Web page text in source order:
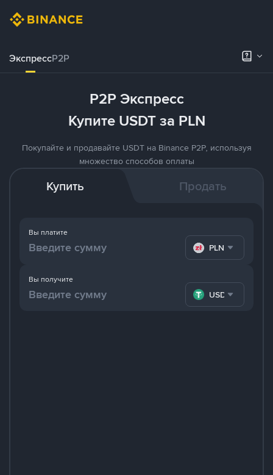
ЭкспрессP2P
P2P Экспресс
Купите USDT за PLN
Покупайте и продавайте USDT на Binance P2P, используя
множество способов оплаты
Купить Продать
Вы платите
PLN
Вы получите
USDT